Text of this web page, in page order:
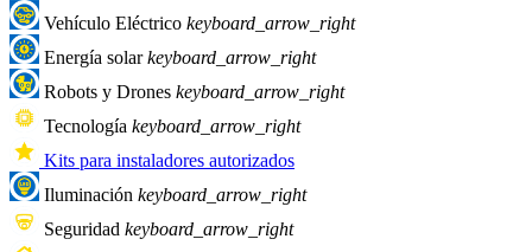
Vehículo Eléctrico keyboard_arrow_right
Energía solarkeyboard_arrow_right
Robots y Drones keyboard_arrow_right
Tecnología keyboard_arrow_right
Kits para instaladores autorizados
Iluminación keyboard_arrow_right
Seguridad keyboard_arrow_right